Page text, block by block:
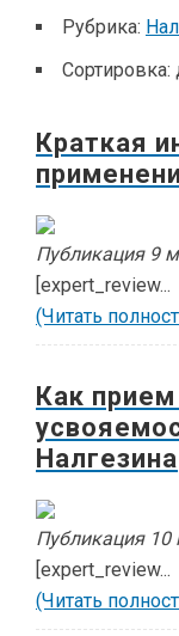
Рубрика:
Сортировка:
Краткая
Публикация 9
[expert_review...
(Читать
Как
Налгезина
Публикация 10
[expert_review...
(Читать